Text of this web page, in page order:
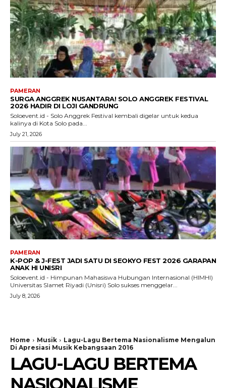
PAMERAN
SURGA ANGGREK NUSANTARA! SOLO ANGGREK FESTIVAL
2026 HADIR DI LOJI GANDRUNG
Soloevent.id - Solo Anggrek Festival kembali digelar untuk kedua
kalinya di Kota Solo pada...
July 21, 2026
PAMERAN
K-POP & J-FEST JADI SATU DI SEOKYO FEST 2026 GARAPAN
ANAK HI UNISRI
Soloevent.id - Himpunan Mahasiswa Hubungan Internasional (HIMHI)
Universitas Slamet Riyadi (Unisri) Solo sukses menggelar...
July 8, 2026